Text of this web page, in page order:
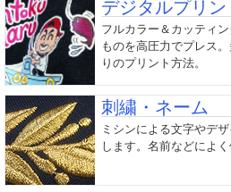
デジタルプリン
フルカラー＆カッティ
ものを高圧力でプレス
りのプリント方法。
刺繍・ネーム
ミシンによる文字やデ
します。名前などによく